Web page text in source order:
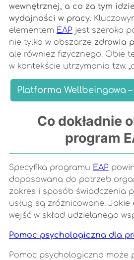
wewnętrznej, a co za tym idzie
wydajności w pracy.
elementem EAPjest szeroko
nie tylko w obszarze zdrowia
ale również fizycznego. Obie
w kontekście utrzymania tzw.
Platforma Wellbeingowa
Co dokładnie
program
Specyfika programu EAP
dopasowana do potrzeb
zakres i sposób świadczenia
usług są zróżnicowane. Jakie
wejść w skład udzielanego
Pomoc psychologiczna dla
Pomoc psychologiczna może